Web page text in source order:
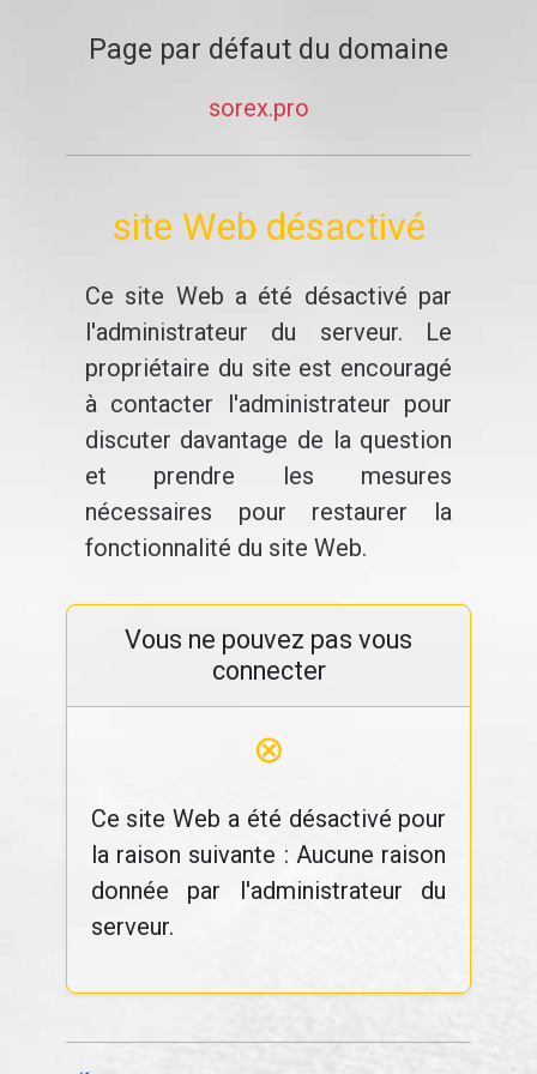
Page par défaut du domaine
sorex.pro
site Web désactivé
Ce site Web a été désactivé par
l'administrateur du serveur. Le
propriétaire du site est encouragé
à contacter l'administrateur pour
discuter davantage de la question
et prendre les mesures
nécessaires pour restaurer la
fonctionnalité du site Web.
Vous ne pouvez pas vous
connecter
⊗
Ce site Web a été désactivé pour
la raison suivante : Aucune raison
donnée par l'administrateur du
serveur.